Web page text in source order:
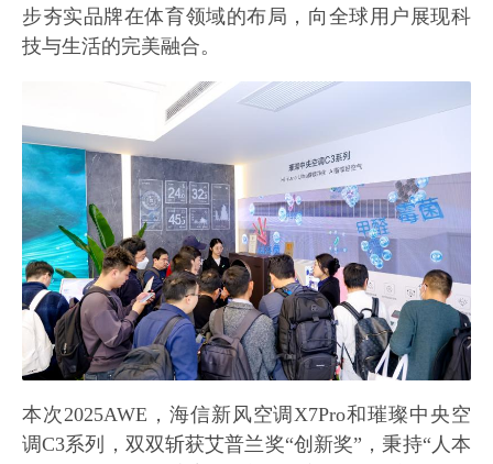
步夯实品牌在体育领域的布局，向全球用户展现科
技与生活的完美融合。
本次2025AWE，海信新风空调X7Pro和璀璨中央空
调C3系列，双双斩获艾普兰奖“创新奖”，秉持“人本